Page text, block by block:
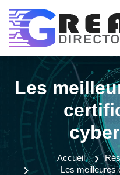
Les
Accueil
Les meilleures